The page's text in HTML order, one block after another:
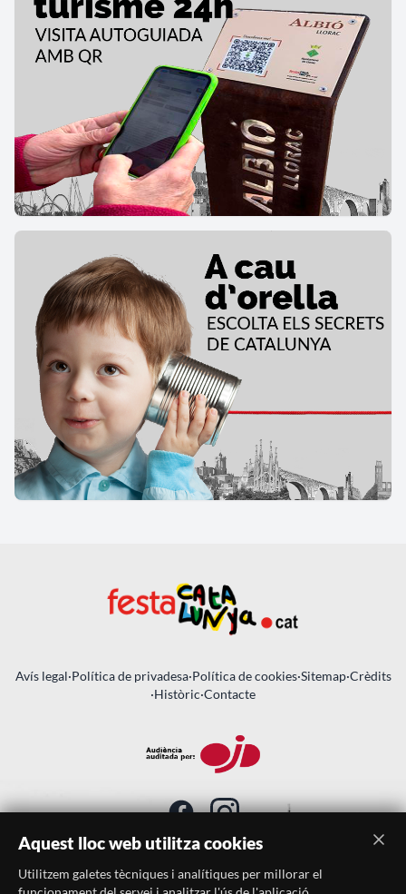
Avís legal·Política de privadesa·Política de cookies·Sitemap·Crèdits
·Històric·Contacte
SUBSCRIU-TE AL BUTLLETÍ
Aquest lloc web utilitza cookies
Utilitzem galetes tècniques i analítiques per millorar el